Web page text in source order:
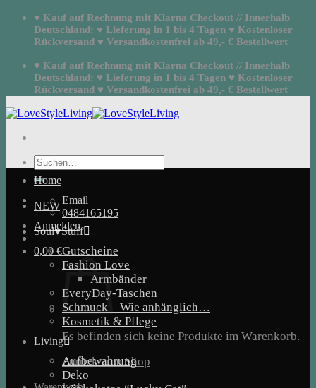
Zum
springen
♥ Kauf auf Rechnung mit Klarna Checkout // Innerhalb
Deutschland: ♥ Lieferung in 1 bis 4 Tagen ♥ Kostenloser
Rückversand ♥ Versandkostenfrei ab 49,- € Bestellwert
♥ Kauf auf Rechnung mit Klarna Checkout // Innerhalb
Deutschland: ♥ Lieferung in 1 bis 4 Tagen ♥ Kostenloser
Rückversand ♥ Versandkostenfrei ab 49,- € Bestellwert
Suchen
nach:
Email
0484165195
Anmelden
0,00€
Es befinden sich keine Produkte im Warenkorb.
Zurück zum Shop
Home
NEW
Soul♥Stuff
Gutscheine
Fashion Love
Armbänder
EveryDay-Taschen
Schmuck – Wie anhänglich…
Kosmetik & Pflege
Living
Aufbewahrung
Deko